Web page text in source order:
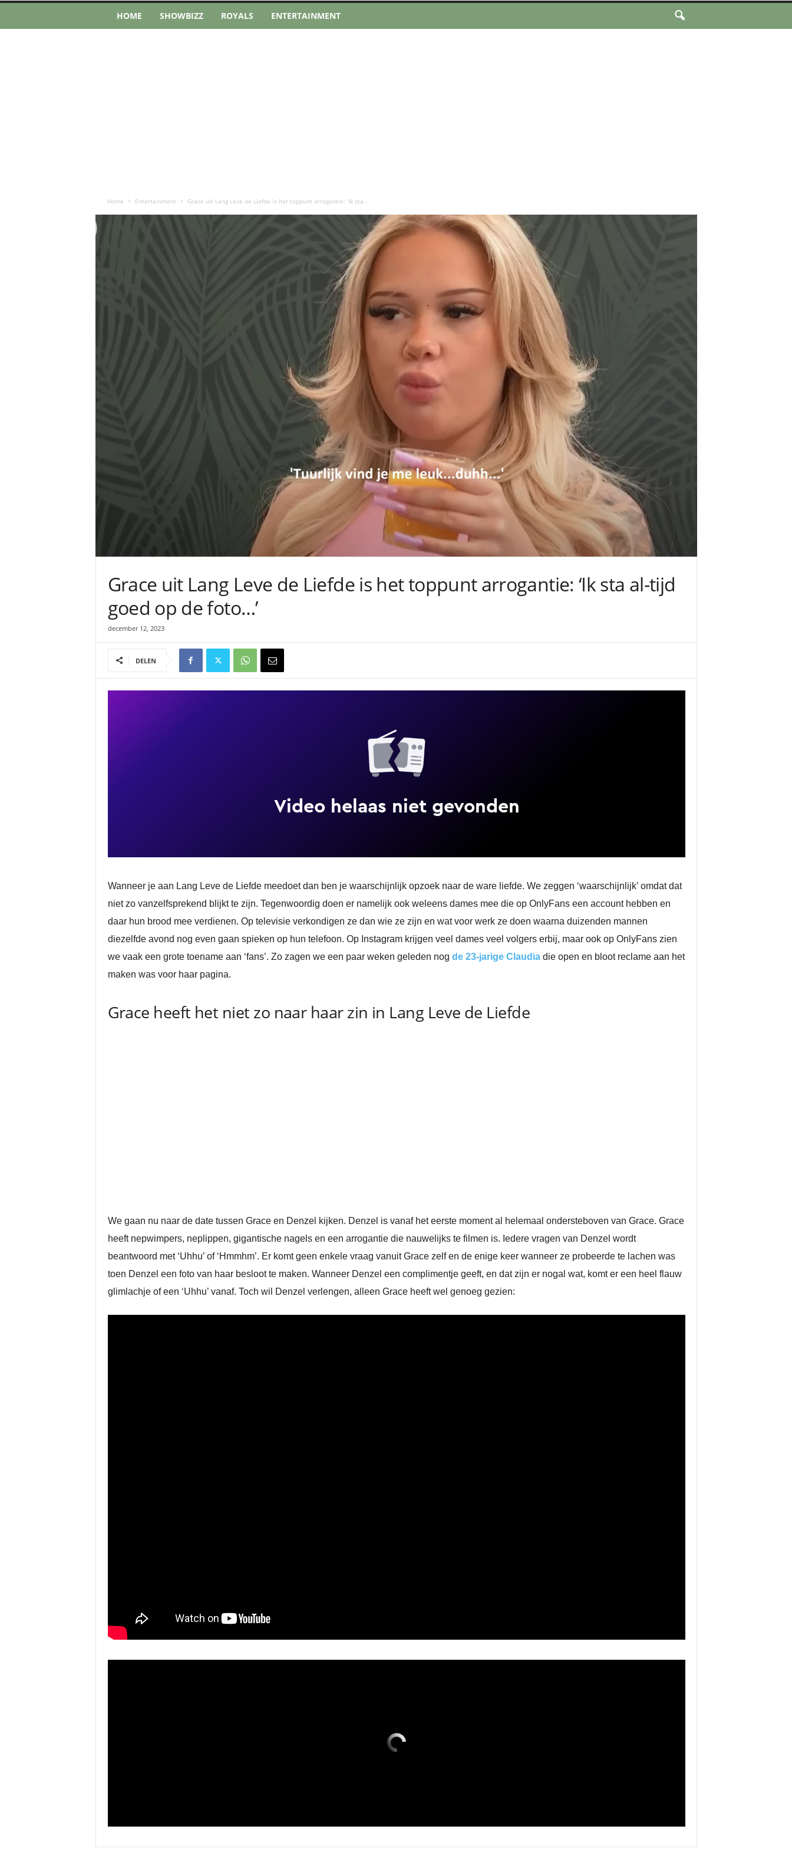
HOME SHOWBIZZ ROYALS ENTERTAINMENT
Home Entertainment Grace uit Lang Leve de Liefde is het toppunt arrogantie: ‘Ik sta...
Grace uit Lang Leve de Liefde is het toppunt arrogantie: ‘Ik sta al-tijd
goed op de foto…’
december 12, 2023
DELEN
Wanneer je aan Lang Leve de Liefde meedoet dan ben je waarschijnlijk opzoek naar de ware liefde. We zeggen ‘waarschijnlijk’ omdat dat
niet zo vanzelfsprekend blijkt te zijn. Tegenwoordig doen er namelijk ook weleens dames mee die op OnlyFans een account hebben en
daar hun brood mee verdienen. Op televisie verkondigen ze dan wie ze zijn en wat voor werk ze doen waarna duizenden mannen
diezelfde avond nog even gaan spieken op hun telefoon. Op Instagram krijgen veel dames veel volgers erbij, maar ook op OnlyFans zien
we vaak een grote toename aan ‘fans’. Zo zagen we een paar weken geleden nog de 23-jarige Claudiadie open en bloot reclame aan het
maken was voor haar pagina.
Grace heeft het niet zo naar haar zin in Lang Leve de Liefde
We gaan nu naar de date tussen Grace en Denzel kijken. Denzel is vanaf het eerste moment al helemaal ondersteboven van Grace. Grace
heeft nepwimpers, neplippen, gigantische nagels en een arrogantie die nauwelijks te filmen is. Iedere vragen van Denzel wordt
beantwoord met ‘Uhhu’ of ‘Hmmhm’. Er komt geen enkele vraag vanuit Grace zelf en de enige keer wanneer ze probeerde te lachen was
toen Denzel een foto van haar besloot te maken. Wanneer Denzel een complimentje geeft, en dat zijn er nogal wat, komt er een heel flauw
glimlachje of een ‘Uhhu’ vanaf. Toch wil Denzel verlengen, alleen Grace heeft wel genoeg gezien: